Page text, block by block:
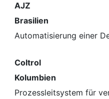
AJZ
Brasilien
Automatisierung einer
Coltrol
Kolumbien
Prozessleitsystem für